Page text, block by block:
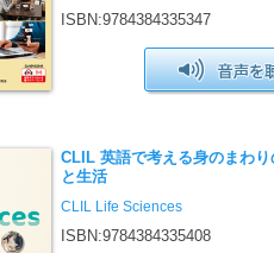
ISBN:9784384335347
CLIL 英語で考える身のまわり
と生活
CLIL Life Sciences
ISBN:9784384335408